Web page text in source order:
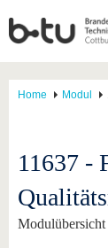
Home Modul
11637 -
Modulübersicht